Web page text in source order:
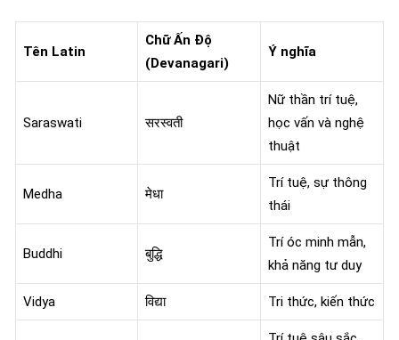
Tên Latin
Chữ Ấn Độ
(Devanagari)
Ý nghĩa
Saraswati सरस्वती
Nữ thần trí tuệ,
học vấn và nghệ
thuật
Medha मेधा
Trí tuệ, sự thông
thái
Buddhi बुद्धि
Trí óc minh mẫn,
khả năng tư duy
Vidya विद्या Tri thức, kiến thức